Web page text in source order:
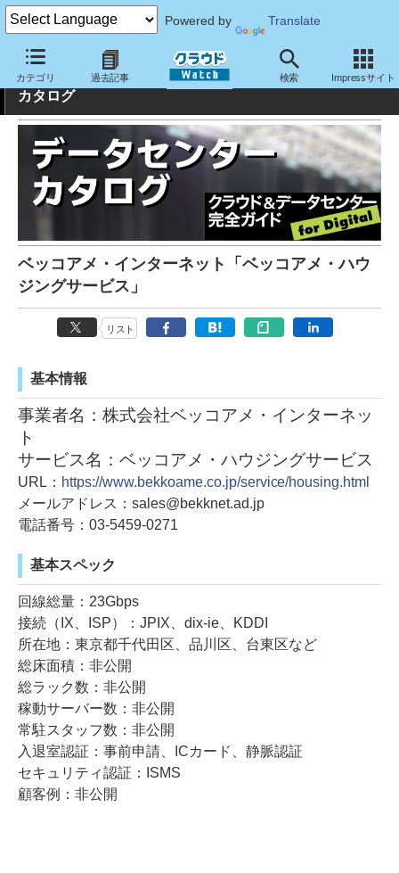
Powered by Translate
カテゴリ 過去記事 検索 Impressサイト
クラウド&データセンター完全ガイド：データセンター
カタログ
ベッコアメ・インターネット「ベッコアメ・ハウ
ジングサービス」
リスト
基本情報
事業者名：株式会社ベッコアメ・インターネッ
ト
サービス名：ベッコアメ・ハウジングサービス
URL： https://www.bekkoame.co.jp/service/housing.html
メールアドレス：sales@bekknet.ad.jp
電話番号：03-5459-0271
基本スペック
回線総量：23Gbps
接続（IX、ISP）：JPIX、dix-ie、KDDI
所在地：東京都千代田区、品川区、台東区など
総床面積：非公開
総ラック数：非公開
稼動サーバー数：非公開
常駐スタッフ数：非公開
入退室認証：事前申請、ICカード、静脈認証
セキュリティ認証：ISMS
顧客例：非公開